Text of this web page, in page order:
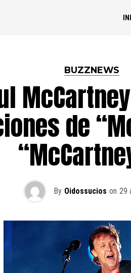
BUZZNEWS
de
By Oidossucios on 29